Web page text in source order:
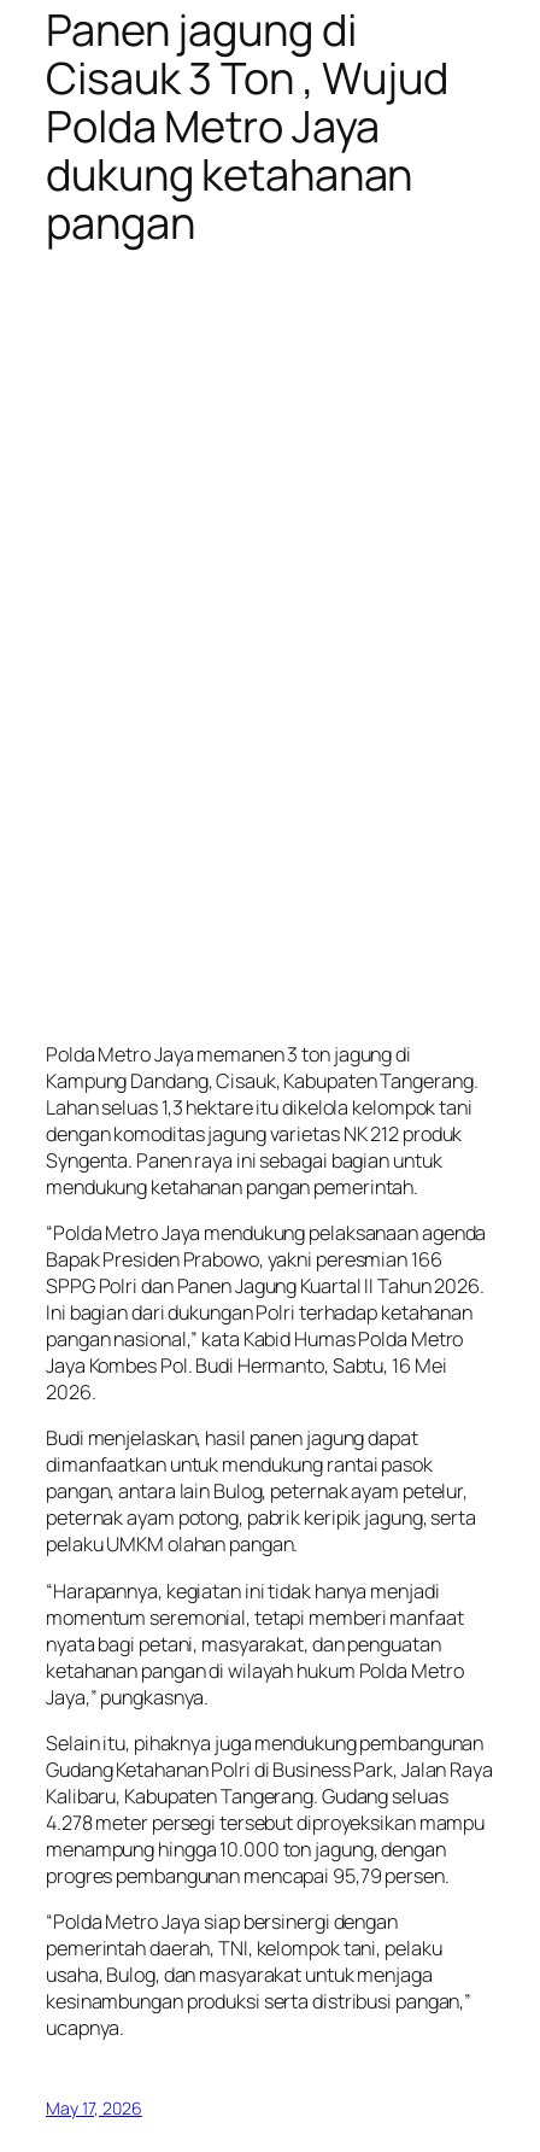
Panen jagung di
Cisauk 3 Ton , Wujud
Polda Metro Jaya
dukung ketahanan
pangan
Polda Metro Jaya memanen 3 ton jagung di
Kampung Dandang, Cisauk, Kabupaten Tangerang.
Lahan seluas 1,3 hektare itu dikelola kelompok tani
dengan komoditas jagung varietas NK 212 produk
Syngenta. Panen raya ini sebagai bagian untuk
mendukung ketahanan pangan pemerintah.
“Polda Metro Jaya mendukung pelaksanaan agenda
Bapak Presiden Prabowo, yakni peresmian 166
SPPG Polri dan Panen Jagung Kuartal II Tahun 2026.
Ini bagian dari dukungan Polri terhadap ketahanan
pangan nasional,” kata Kabid Humas Polda Metro
Jaya Kombes Pol. Budi Hermanto, Sabtu, 16 Mei
2026.
Budi menjelaskan, hasil panen jagung dapat
dimanfaatkan untuk mendukung rantai pasok
pangan, antara lain Bulog, peternak ayam petelur,
peternak ayam potong, pabrik keripik jagung, serta
pelaku UMKM olahan pangan.
“Harapannya, kegiatan ini tidak hanya menjadi
momentum seremonial, tetapi memberi manfaat
nyata bagi petani, masyarakat, dan penguatan
ketahanan pangan di wilayah hukum Polda Metro
Jaya,” pungkasnya.
Selain itu, pihaknya juga mendukung pembangunan
Gudang Ketahanan Polri di Business Park, Jalan Raya
Kalibaru, Kabupaten Tangerang. Gudang seluas
4.278 meter persegi tersebut diproyeksikan mampu
menampung hingga 10.000 ton jagung, dengan
progres pembangunan mencapai 95,79 persen.
“Polda Metro Jaya siap bersinergi dengan
pemerintah daerah, TNI, kelompok tani, pelaku
usaha, Bulog, dan masyarakat untuk menjaga
kesinambungan produksi serta distribusi pangan,”
ucapnya.
May 17, 2026